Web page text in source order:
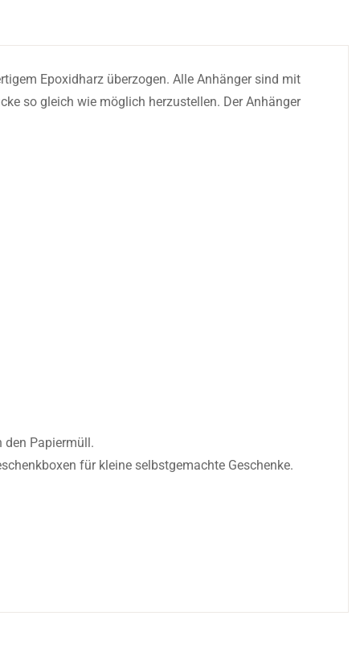
Epoxidharz überzogen. Alle Anhänger sind mit
so gleich wie möglich herzustellen. Der Anhänger
den Papiermüll.
für kleine selbstgemachte Geschenke.